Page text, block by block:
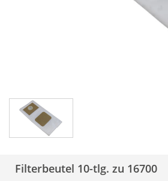
Filterbeutel 10-tlg. zu 16700